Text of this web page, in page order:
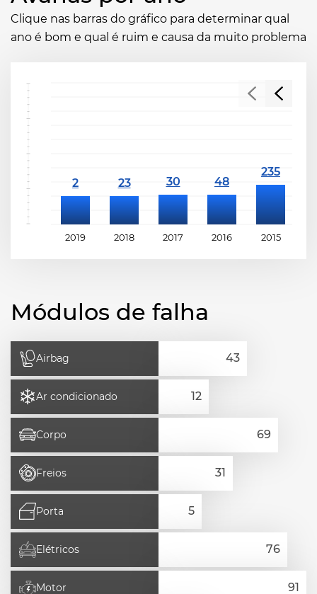
Clique nas barras do gráfico para determinar qual
ano é bom e qual é ruim e causa da muito problema
2019 2018 2017 2016 2015
Módulos de falha
Airbag
Ar condicionado
Corpo
Freios
Porta
Elétricos
Motor